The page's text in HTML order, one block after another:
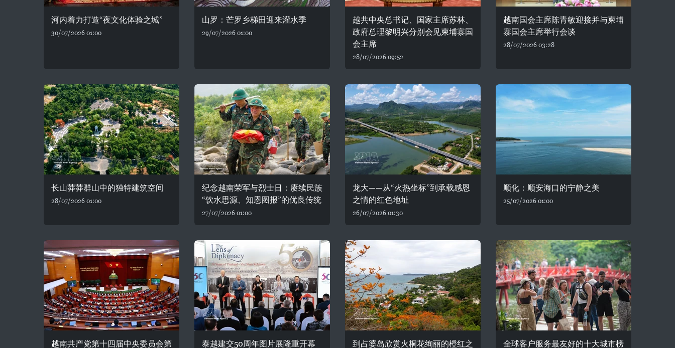
河内着力打造“夜文化体验之城”
30/07/2026 01:00
山罗：芒罗乡梯田迎来灌水季
29/07/2026 01:00
越共中央总书记、国家主席苏林、
政府总理黎明兴分别会见柬埔寨国
会主席
28/07/2026 09:52
越南国会主席陈青敏迎接并与柬埔
寨国会主席举行会谈
28/07/2026 03:28
长山莽莽群山中的独特建筑空间
28/07/2026 01:00
纪念越南荣军与烈士日：赓续民族
“饮水思源、知恩图报”的优良传统
27/07/2026 01:00
龙大——从“火热坐标”到承载感恩
之情的红色地址
26/07/2026 01:30
顺化：顺安海口的宁静之美
25/07/2026 01:00
越南共产党第十四届中央委员会第 泰越建交50周年图片展隆重开幕 到占婆岛欣赏火桐花绚丽的橙红之 全球客户服务最友好的十大城市榜